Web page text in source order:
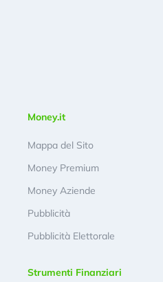
Money.it
Mappa del Sito
Money Premium
Money Aziende
Pubblicità
Pubblicità Elettorale
Strumenti Finanziari